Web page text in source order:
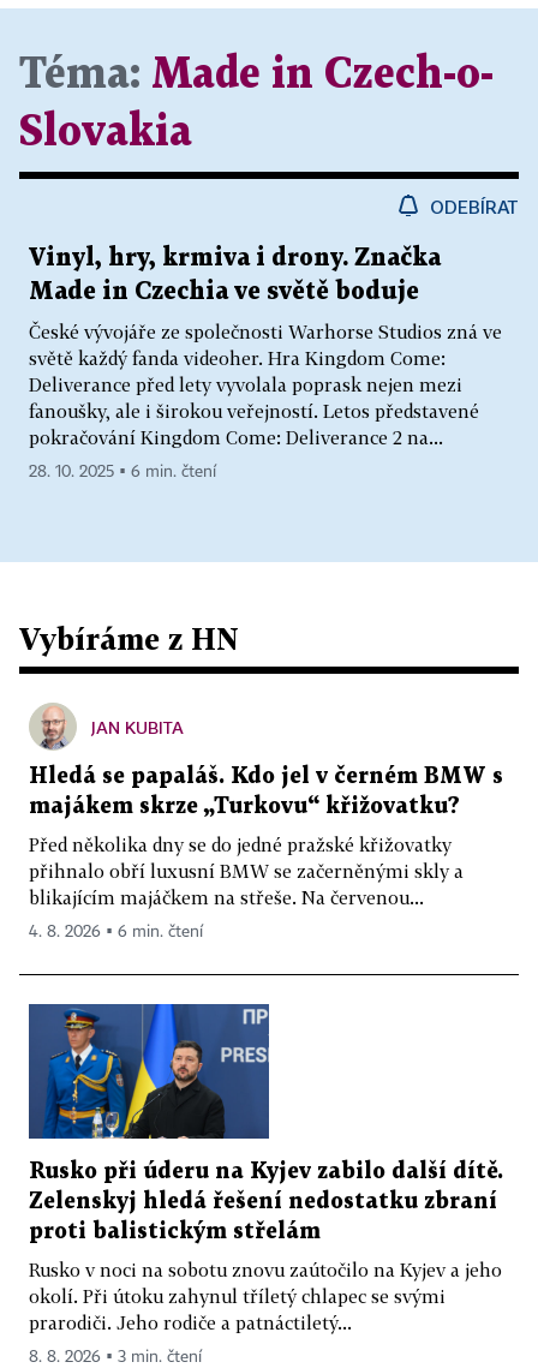
Téma: Made in Czech-o-
Slovakia
ODEBÍRAT
Vinyl, hry, krmiva i drony. Značka
Made in Czechia ve světě boduje
České vývojáře ze společnosti Warhorse Studios zná ve
světě každý fanda videoher. Hra Kingdom Come:
Deliverance před lety vyvolala poprask nejen mezi
fanoušky, ale i širokou veřejností. Letos představené
pokračování Kingdom Come: Deliverance 2 na...
28. 10. 2025 ▪ 6 min. čtení
Vybíráme z HN
JAN KUBITA
Hledá se papaláš. Kdo jel v černém BMW s
majákem skrze „Turkovu“ křižovatku?
Před několika dny se do jedné pražské křižovatky
přihnalo obří luxusní BMW se začerněnými skly a
blikajícím majáčkem na střeše. Na červenou...
4. 8. 2026 ▪ 6 min. čtení
Rusko při úderu na Kyjev zabilo další dítě.
Zelenskyj hledá řešení nedostatku zbraní
proti balistickým střelám
Rusko v noci na sobotu znovu zaútočilo na Kyjev a jeho
okolí. Při útoku zahynul tříletý chlapec se svými
prarodiči. Jeho rodiče a patnáctiletý...
8. 8. 2026 ▪ 3 min. čtení